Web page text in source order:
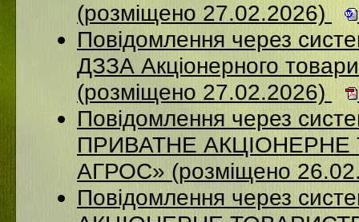
(розміщено 27.02.2026)
Повідомлення через
ДЗЗА Акціонерного
(розміщено 27.02.2026)
Повідомлення через
ПРИВАТНЕ
АГРОС» (розміщено
Повідомлення через